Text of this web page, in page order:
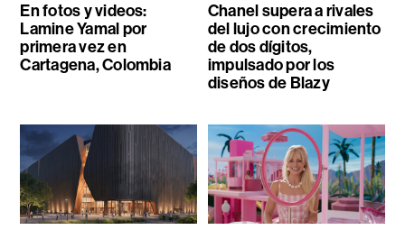
En fotos y videos:
Lamine Yamal por
primera vez en
Cartagena, Colombia
Chanel supera a rivales
del lujo con crecimiento
de dos dígitos,
impulsado por los
diseños de Blazy